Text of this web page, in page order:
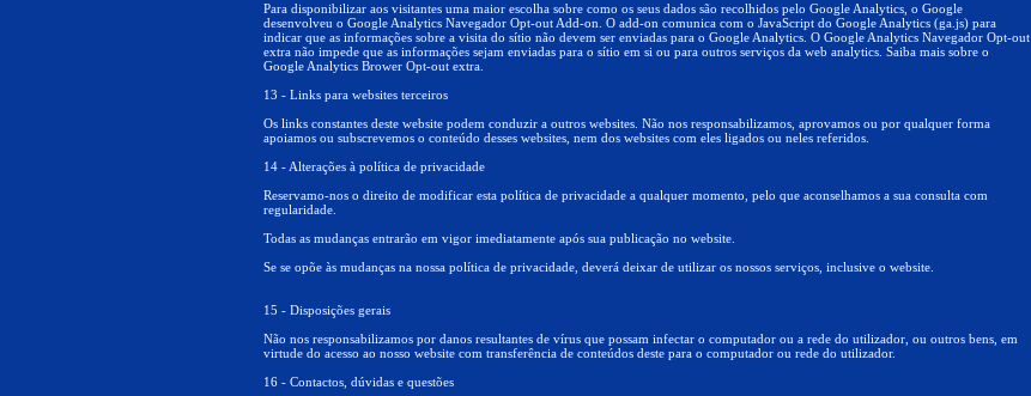
Para disponibilizar aos visitantes uma maior escolha sobre como os seus dados são recolhidos pelo Google Analytics, o Google
desenvolveu o Google Analytics Navegador Opt-out Add-on. O add-on comunica com o JavaScript do Google Analytics (ga.js) para
indicar que as informações sobre a visita do sítio não devem ser enviadas para o Google Analytics. O Google Analytics Navegador Opt-out
extra não impede que as informações sejam enviadas para o sítio em si ou para outros serviços da web analytics. Saiba mais sobre o
Google Analytics Brower Opt-out extra.
13 - Links para websites terceiros
Os links constantes deste website podem conduzir a outros websites. Não nos responsabilizamos, aprovamos ou por qualquer forma
apoiamos ou subscrevemos o conteúdo desses websites, nem dos websites com eles ligados ou neles referidos.
14 - Alterações à política de privacidade
Reservamo-nos o direito de modificar esta política de privacidade a qualquer momento, pelo que aconselhamos a sua consulta com
regularidade.
Todas as mudanças entrarão em vigor imediatamente após sua publicação no website.
Se se opõe às mudanças na nossa política de privacidade, deverá deixar de utilizar os nossos serviços, inclusive o website.
15 - Disposições gerais
Não nos responsabilizamos por danos resultantes de vírus que possam infectar o computador ou a rede do utilizador, ou outros bens, em
virtude do acesso ao nosso website com transferência de conteúdos deste para o computador ou rede do utilizador.
16 - Contactos, dúvidas e questões